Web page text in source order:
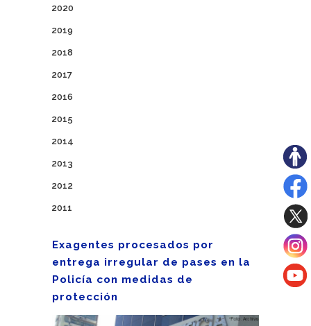
2020
2019
2018
2017
2016
2015
2014
2013
2012
2011
Exagentes procesados por
entrega irregular de pases en la
Policía con medidas de
protección